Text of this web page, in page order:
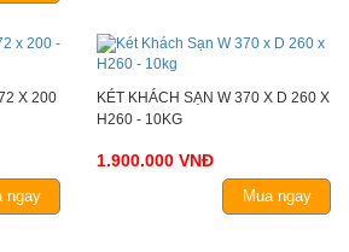
X 200
ngay
KÉT KHÁCH SẠN W 370 X D 260 X
H260 - 10KG
1.900.000 VNĐ
Mua ngay